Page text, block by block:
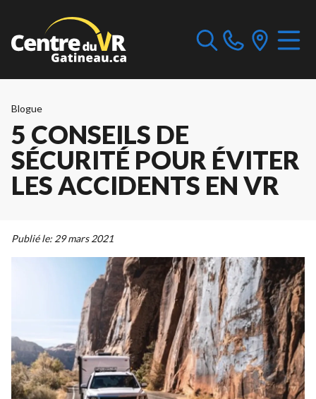
Blogue
5 CONSEILS DE
SÉCURITÉ POUR ÉVITER
LES ACCIDENTS EN VR
Publié le: 29 mars 2021